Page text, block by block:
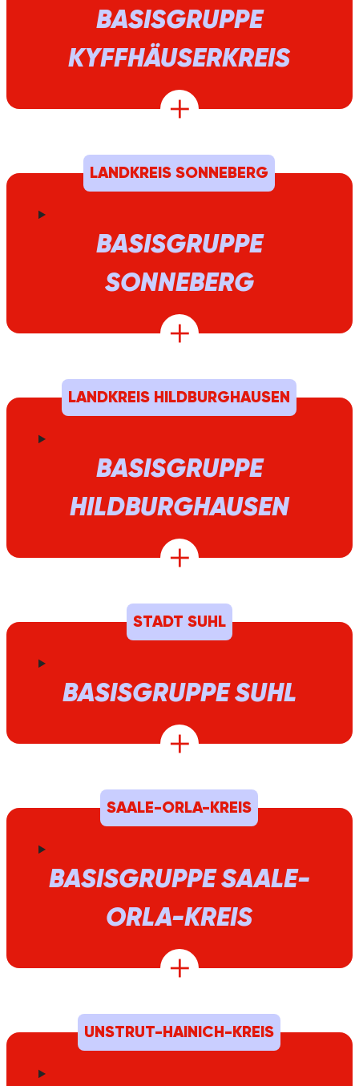
BASISGRUPPE
KYFFHÄUSERKREIS
LANDKREIS SONNEBERG
BASISGRUPPE
SONNEBERG
LANDKREIS HILDBURGHAUSEN
BASISGRUPPE
HILDBURGHAUSEN
STADT SUHL
BASISGRUPPE SUHL
SAALE-ORLA-KREIS
BASISGRUPPE SAALE-
ORLA-KREIS
UNSTRUT-HAINICH-KREIS